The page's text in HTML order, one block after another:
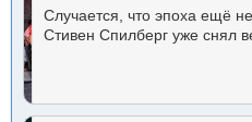
Случается, что эпоха ещё
Стивен Спилберг уже снял